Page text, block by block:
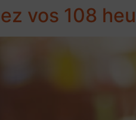
vos 108